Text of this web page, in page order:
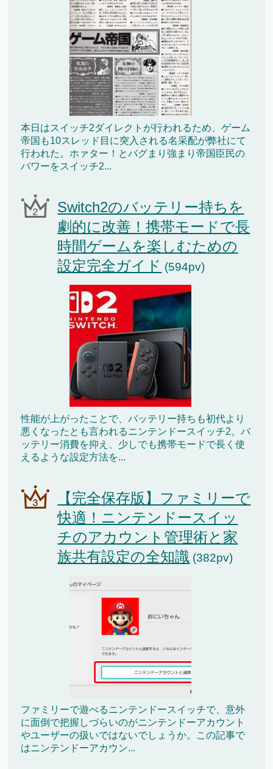
本日はスイッチ2ダイレクトが行われるため、ゲーム
帝国も10スレッド目に突入される名采配が弊社にて
行われた。ホァター！とバグまり強まり帝国臣民の
パワーをスイッチ2...
Switch2のバッテリー持ちを
劇的に改善！携帯モードで長
時間ゲームを楽しむための
設定完全ガイド (594pv)
性能が上がったことで、バッテリー持ちも初代より
悪くなったとも言われるニンテンドースイッチ2。バ
ッテリー消費を抑え、少しでも携帯モードで長く使
えるような設定方法を...
【完全保存版】ファミリーで
快適！ニンテンドースイッ
チのアカウント管理術と家
族共有設定の全知識 (382pv)
ファミリーで遊べるニンテンドースイッチで、意外
に面倒で把握しづらいのがニンテンドーアカウント
やユーザーの扱いではないでしょうか。この記事で
はニンテンドーアカウン...